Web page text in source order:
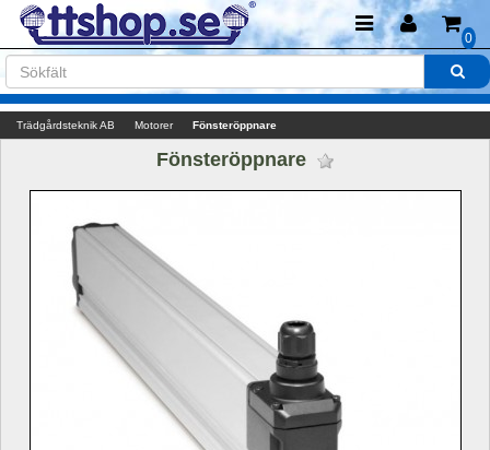
0
Trädgårdsteknik AB Motorer Fönsteröppnare
Fönsteröppnare